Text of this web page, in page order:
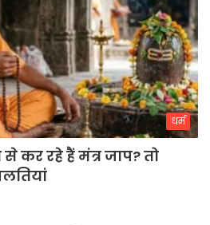
धर्म
से कर रहे हैं मंत्र जाप? तो